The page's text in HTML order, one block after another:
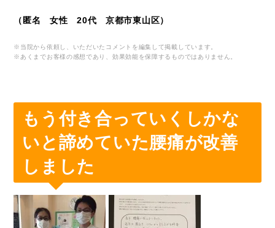
（匿名 女性 20代 京都市東山区）
※当院から依頼し、いただいたコメントを編集して掲載しています。
※あくまでお客様の感想であり、効果効能を保障するものではありません。
もう付き合っていくしかな
いと諦めていた腰痛が改善
しました